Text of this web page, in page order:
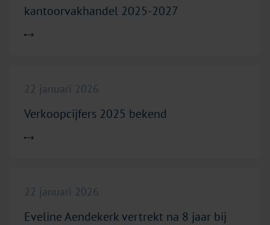
kantoorvakhandel 2025-2027
22 januari 2026
Verkoopcijfers 2025 bekend
22 januari 2026
Eveline Aendekerk vertrekt na 8 jaar bij